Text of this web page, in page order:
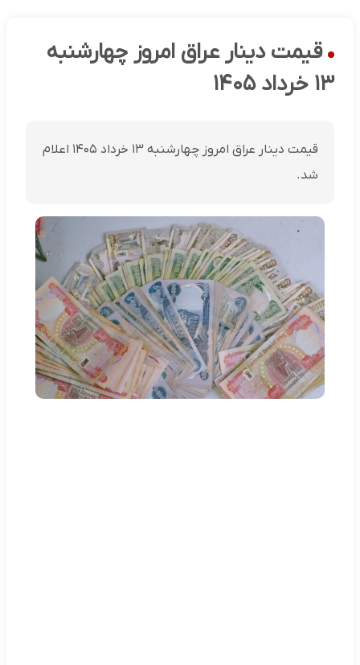
قیمت دینار عراق امروز چهارشنبه
۱۳ خرداد ۱۴۰۵
قیمت دینار عراق امروز چهارشنبه ۱۳ خرداد ۱۴۰۵ اعلام
شد.